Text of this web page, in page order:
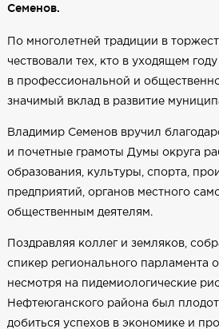
Семенов.
По многолетней традиции в
чествовали тех, кто в уходящем
в профессиональной и
значимый вклад в развитие
Владимир Семенов вручил
и почетные грамоты Думы округа
образования, культуры, спорта,
предприятий, органов местного
общественным деятелям.
Поздравляя коллег и земляков,
спикер регионального парламента
несмотря на пидемиологические
Нефтеюганского района был
добиться успехов в экономике и